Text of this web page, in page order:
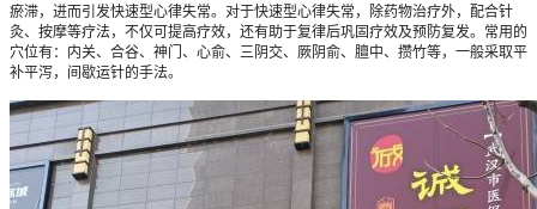
瘀滞，进而引发快速型心律失常。对于快速型心律失常，除药物治疗外，配合针
灸、按摩等疗法，不仅可提高疗效，还有助于复律后巩固疗效及预防复发。常用的
穴位有：内关、合谷、神门、心俞、三阴交、厥阴俞、膻中、攒竹等，一般采取平
补平泻，间歇运针的手法。